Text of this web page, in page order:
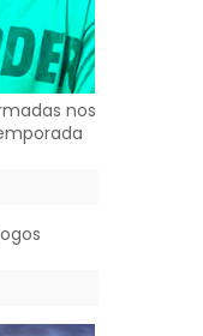
nos